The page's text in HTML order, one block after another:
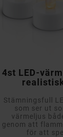
4st LED-
Stämningsfull
som ser ut
värmeljus
genom att
för att